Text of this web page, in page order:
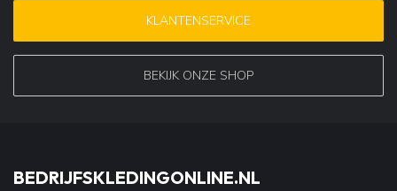
KLANTENSERVICE
BEKIJK ONZE SHOP
BEDRIJFSKLEDINGONLINE.NL